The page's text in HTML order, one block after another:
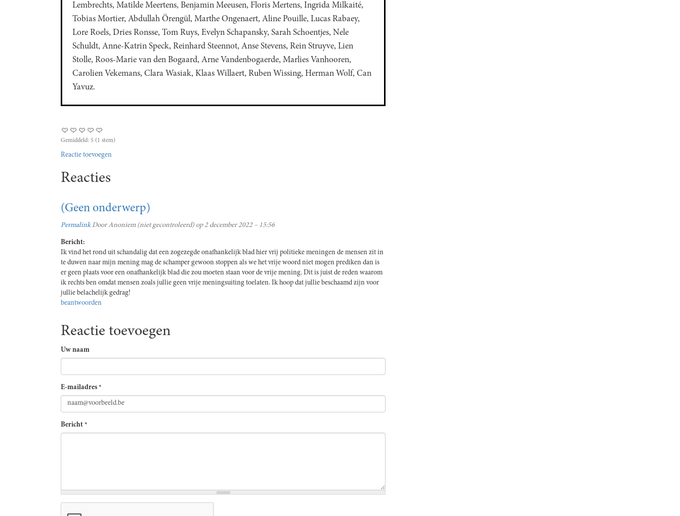
Lembrechts, Matilde Meertens, Benjamin Meeusen, Floris Mertens, Ingrida Milkaité,
Tobias Mortier, Abdullah Örengül, Marthe Ongenaert, Aline Pouille, Lucas Rabaey,
Lore Roels, Dries Ronsse, Tom Ruys, Evelyn Schapansky, Sarah Schoentjes, Nele
Schuldt, Anne-Katrin Speck, Reinhard Steennot, Anse Stevens, Rein Struyve, Lien
Stolle, Roos-Marie van den Bogaard, Arne Vandenbogaerde, Marlies Vanhooren,
Carolien Vekemans, Clara Wasiak, Klaas Willaert, Ruben Wissing, Herman Wolf, Can
Yavuz.
Gemiddeld: 5 (1 stem)
Reactie toevoegen
Reacties
(Geen onderwerp)
PermalinkDoorAnoniem (niet gecontroleerd) op 2 december 2022 – 15:56
Bericht:
Ik vind het rond uit schandalig dat een zogezegde onafhankelijk blad hier vrij politieke meningen de mensen zit in
te duwen naar mijn mening mag de schamper gewoon stoppen als we het vrije woord niet mogen prediken dan is
er geen plaats voor een onafhankelijk blad die zou moeten staan voor de vrije mening. Dit is juist de reden waarom
ik rechts ben omdat mensen zoals jullie geen vrije meningsuiting toelaten. Ik hoop dat jullie beschaamd zijn voor
jullie belachelijk gedrag!
beantwoorden
Reactie toevoegen
Uw naam
E-mailadres *
Bericht *